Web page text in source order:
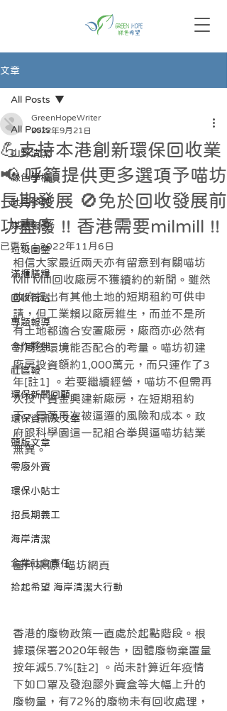
文章
All Posts
山野清潔
綠色學校
社區參與
媒體報導
垃圾圖鑒
滿櫃膳糧
回收街站
專題報導
合作夥伴
社區報
環保新聞回顧
環保資訊及文章
頭版文章
零廢外賣
環保小貼士
招長期義工
海岸清潔
企業社會責任
拾起希望 海岸清潔大行動
All Posts
💪支持本港創新環保回收業
📢 呼籲提供更多選項予喵坊
長期發展 🚫免於回收發展前
功盡廢 !! 香港需要milmill !!
GreenHopeWriter
2022年9月21日
已更新：2022年11月6日
相信大家最近兩天亦有留意到有關喵坊
Mil Mill回收廠房不獲續約的新聞。雖然
政府提出有其他土地的短期租約可供申
請，但工業賴以廠房維生，而並不是所
有土地都適合安置廠房，廠商亦必然有
對周邊環境能否配合的考量。喵坊初建
廠房投資額約1,000萬元，而只運作了3
年[註1] 。若要繼續經營，喵坊不但需再
次投下資金興建新廠房，在短期租約
下，冒著再次被逼遷的風險和成本。政
府跟科學園這一記組合拳與逼喵坊結業
無異。
圖片來源: 喵坊網頁
香港的廢物政策一直處於起點階段。根
據環保署2020年報告，固體廢物棄置量
按年減5.7%[註2] 。尚未計算近年疫情
下如口罩及發泡膠外賣盒等大幅上升的
廢物量，有72％的廢物未有回收處理，